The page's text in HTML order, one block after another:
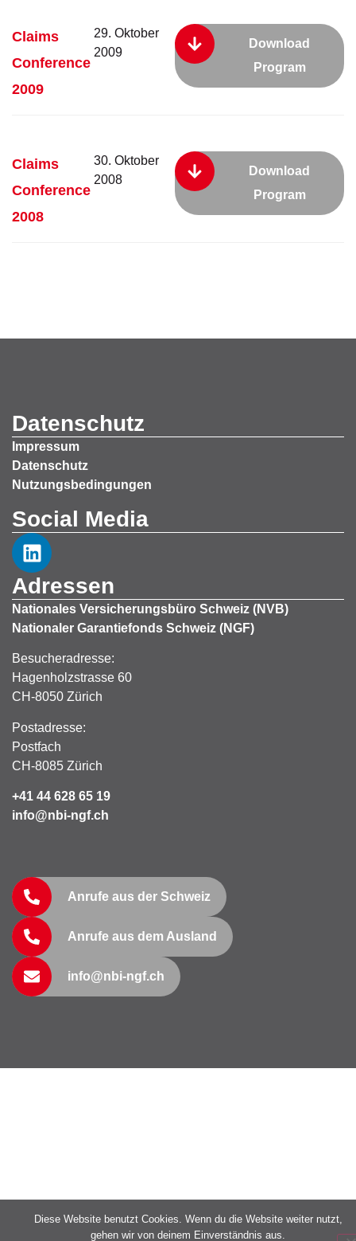
Claims
Conference
2009
29. Oktober
2009
Download
Program
Claims
Conference
2008
30. Oktober
2008
Download
Program
Datenschutz
Impressum
Datenschutz
Nutzungsbedingungen
Social Media
Adressen
Nationales Versicherungsbüro Schweiz (NVB)
Nationaler Garantiefonds Schweiz (NGF)
Besucheradresse:
Hagenholzstrasse 60
CH-8050 Zürich
Postadresse:
Postfach
CH-8085 Zürich
+41 44 628 65 19
info@nbi-ngf.ch
Anrufe aus der Schweiz
Anrufe aus dem Ausland
info@nbi-ngf.ch
Diese Website benutzt Cookies. Wenn du die Website weiter nutzt,
gehen wir von deinem Einverständnis aus.